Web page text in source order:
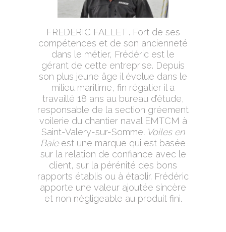
FREDERIC FALLET . Fort de ses
compétences et de son ancienneté
dans le métier, Frédéric est le
gérant de cette entreprise. Depuis
son plus jeune âge il évolue dans le
milieu maritime, fin régatier il a
travaillé 18 ans au bureau d’étude,
responsable de la section gréement
voilerie du chantier naval EMTCM à
Saint-Valery-sur-Somme. Voiles en
Baie est une marque qui est basée
sur la relation de confiance avec le
client, sur la pérénité des bons
rapports établis ou à établir. Frédéric
apporte une valeur ajoutée sincère
et non négligeable au produit fini.